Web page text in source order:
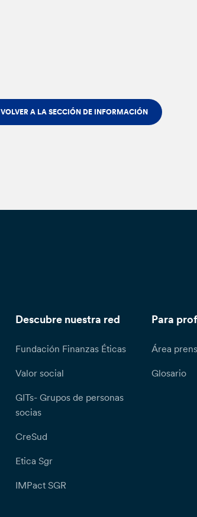
VOLVER A LA SECCIÓN DE INFORMACIÓN
Descubre nuestra red
Fundación Finanzas Éticas
Valor social
GITs- Grupos de personas
socias
CreSud
Etica Sgr
IMPact SGR
Para
Área
Glosario